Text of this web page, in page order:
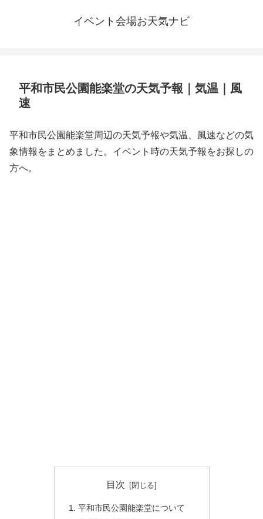
イベント会場お天気ナビ
平和市民公園能楽堂の天気予報｜気温｜風
速
平和市民公園能楽堂周辺の天気予報や気温、風速などの気
象情報をまとめました。イベント時の天気予報をお探しの
方へ。
目次
平和市民公園能楽堂について